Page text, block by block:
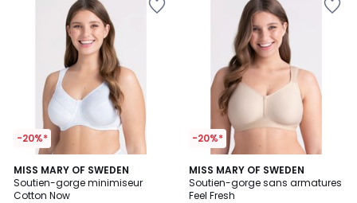
-20%*
MISS MARY OF SWEDEN
Soutien-gorge minimiseur
Cotton Now
4,5
/ 5
3
Couleurs
-20%*
MISS MARY OF SWEDEN
Soutien-gorge sans armatures
Feel Fresh
4,7
/ 5
4
Couleurs